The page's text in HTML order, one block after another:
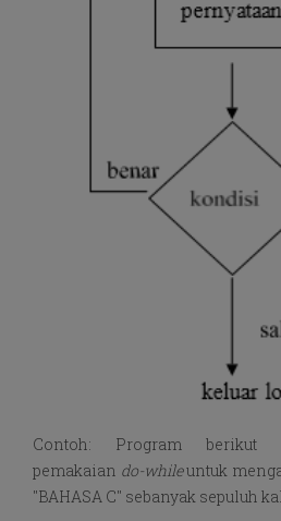
Contoh: Program berikut
pemakaian do-whileuntuk
"BAHASA C" sebanyak sepuluh